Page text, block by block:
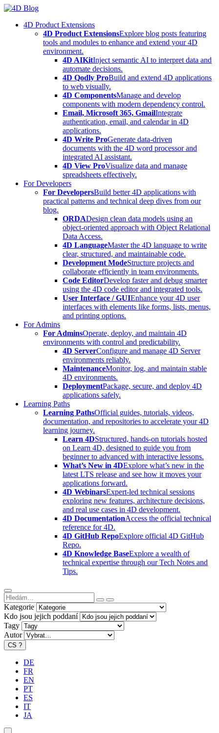
Skip
content4D Product Extensions
4D Product ExtensionsExplore blog posts featuring
tools and modules to enhance and extend your 4D
environment.
4D AIKitInject semantic AI to interpret data and
automate decisions.
4D Qodly ProBuild and extend 4D applications
to web visually.
4D ComponentsManage and develop
components with modern dependency control.
Email, Microsoft 365, GmailIntegrate
authentication, email, and calendar in 4D
applications.
4D Write ProGenerate data-driven
documents with the 4D word processor and
integrated AI assistant.
4D View ProVisualize data and manage
spreadsheets effectively.
For Developers
For DevelopersBuild better 4D applications with
practical patterns and technical deep dives from our
blog.
ORDADesign clean data models using an
object-oriented approach with Object Relational
Data Access.
4D LanguageMaster the 4D language to write
clear, structured, and maintainable code.
Development ModeStructure projects and
collaborate efficiently in team environments.
Code EditorDevelop faster and debug smarter
using the 4D code editor and integrated tools.
User Interface / GUIEnhance your 4D user
interfaces with elements like forms, lists, menus,
and printing options.
For Admins
For AdminsOperate, deploy, and maintain 4D
environments with control and predictability.
4D ServerConfigure and manage 4D Server
environments reliably.
MaintenanceMonitor, log, and maintain stable
4D environments.
DeploymentPackage, secure, and deploy 4D
applications safely.
Learning Paths
Learning PathsOfficial guides, tutorials, videos,
documentation, and repositories to accelerate your 4D
learning journey.
Learn 4DStructured, hands-on tutorials hosted
on Learn 4D, designed to guide you from
beginner to advanced with interactive lessons.
What’s New in 4DExplore what’s new in the
latest LTS release and see how it moves your
applications forward.
4D WebinarsExpert-led technical sessions
exploring new features, architecture decisions,
and real use cases in 4D development.
4D DocumentationAccess the official technical
reference for 4D.
4D GitHub RepoExplore official 4D GitHub
Repo.
4D Knowledge BaseExplore a wealth of
technical expertise through our Tech Notes and
Tips.
Kategorie
Kdo jsou jejich poddaní
Tagy
Autor
CS ?
DE
FR
EN
PT
ES
IT
JA